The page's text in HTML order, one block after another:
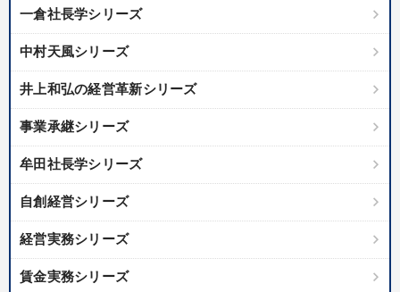
一倉社長学シリーズ
中村天風シリーズ
井上和弘の経営革新シリーズ
事業承継シリーズ
牟田社長学シリーズ
自創経営シリーズ
経営実務シリーズ
賃金実務シリーズ